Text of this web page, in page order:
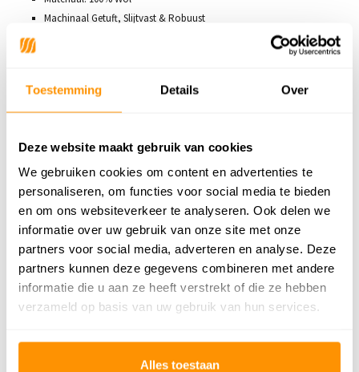
Toestemming Details Over
Deze website maakt gebruik van cookies
We gebruiken cookies om content en advertenties te
personaliseren, om functies voor social media te bieden
en om ons websiteverkeer te analyseren. Ook delen we
informatie over uw gebruik van onze site met onze
partners voor social media, adverteren en analyse. Deze
partners kunnen deze gegevens combineren met andere
informatie die u aan ze heeft verstrekt of die ze hebben
verzameld op basis van uw gebruik van hun services.
Alles toestaan
349,95
Machinaal Getuft, Slijtvast & Robuust
Gewicht: +/- 4000 gr/m2
Getoonde afbeelding heeft de afmeting 160x230cm
uitrollen een beetje bobbelig zijn. Dit verdwijnt na korte tijd vanzelf.
Even oprollen in tegenovergestelde richting kan helpen.
Productspecificaties
SKU 9502848917461